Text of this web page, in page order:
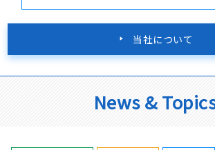
当社について
News &